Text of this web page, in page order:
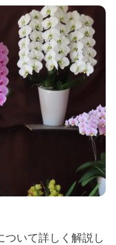
ついて詳しく解説し